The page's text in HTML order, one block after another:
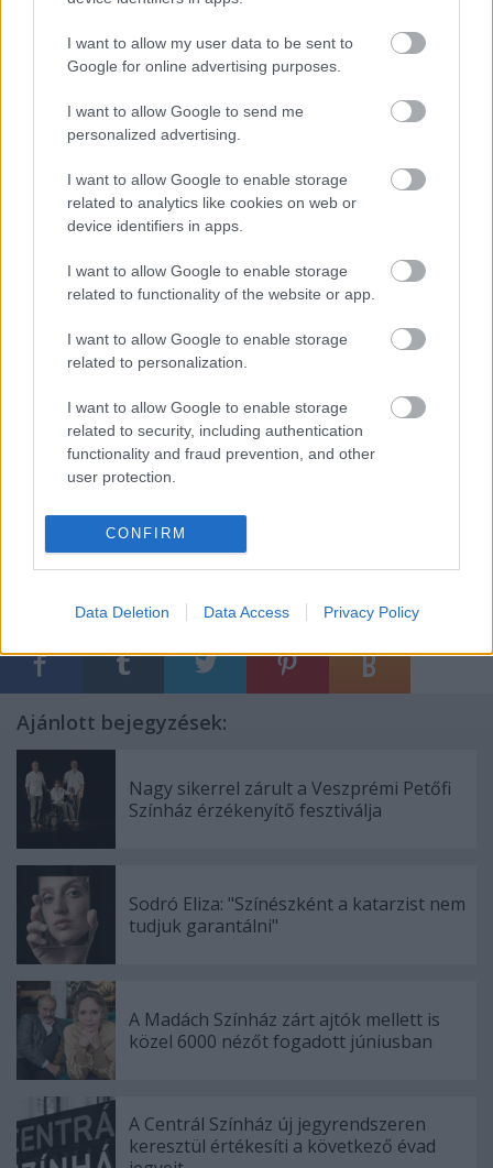
I want to allow my user data to be sent to
Google for online advertising purposes.
I want to allow Google to send me
personalized advertising.
I want to allow Google to enable storage
related to analytics like cookies on web or
device identifiers in apps.
I want to allow Google to enable storage
related to functionality of the website or app.
I want to allow Google to enable storage
related to personalization.
I want to allow Google to enable storage
related to security, including authentication
functionality and fraud prevention, and other
user protection.
CONFIRM
Data Deletion Data Access Privacy Policy
Bölcsészettudományi Karán végzett magyar-
pedagógia szakon. Az 1960-ban alakult Universitas
között a József Attila Színház, 1969-72 között az
Irodalmi Színpad művésze. 1971-ben vezetésével
alakult meg az Orfeo Stúdió, amely 1974-től Stúdió
K néven működött. Volt a Pannónia Filmstúdió
szinkronrendezője, tanított a Zeneművészeti
Egyetemen. 1986-tól a Szolnoki Szigligeti Színház
tagja, 1987-90 között főrendezője. 1988-ban Jászai
Mari-díjat kapott.
A közönség számára is nyilvános díjátadó
ünnepségre a Trafó jegypénztárában, valamint a
Ajánlott bejegyzések:
Nagy sikerrel zárult a Veszprémi Petőfi
Színház érzékenyítő fesztiválja
Sodró Eliza: "Színészként a katarzist nem
tudjuk garantálni"
A Madách Színház zárt ajtók mellett is
közel 6000 nézőt fogadott júniusban
A Centrál Színház új jegyrendszeren
keresztül értékesíti a következő évad